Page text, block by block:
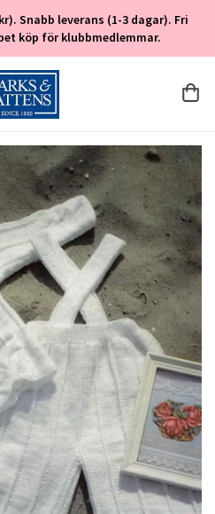
Snabb leverans (1-3 dagar). Fri
köp för klubbmedlemmar.